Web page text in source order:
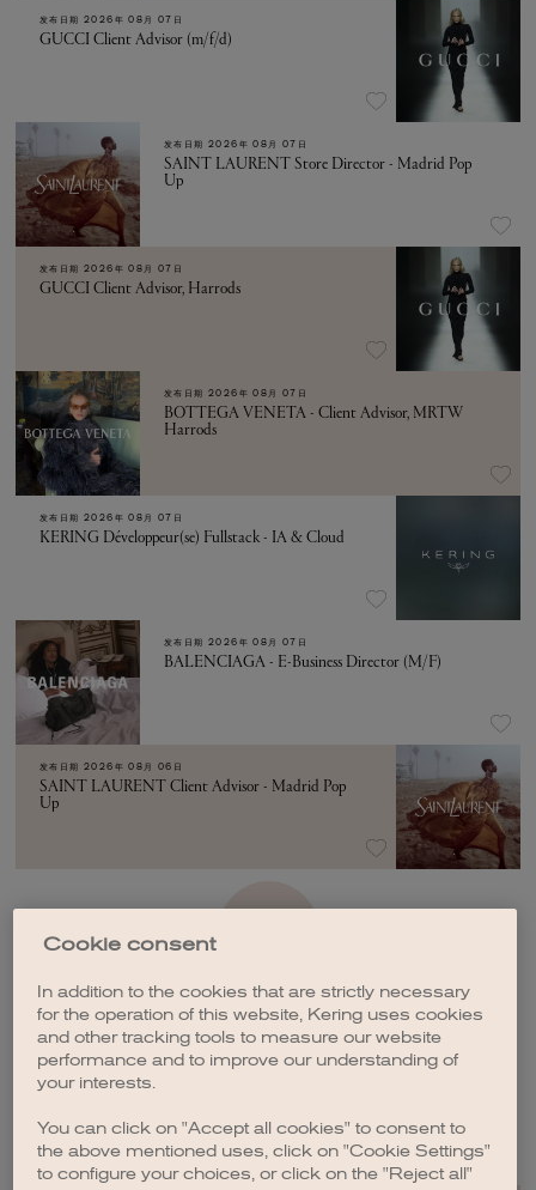
发布日期 2026年 08月 07日
GUCCI Client Advisor (m/f/d)
发布日期 2026年 08月 07日
SAINT LAURENT Store Director - Madrid Pop
Up
发布日期 2026年 08月 07日
GUCCI Client Advisor, Harrods
发布日期 2026年 08月 07日
BOTTEGA VENETA - Client Advisor, MRTW
Harrods
发布日期 2026年 08月 07日
KERING Développeur(se) Fullstack - IA & Cloud
发布日期 2026年 08月 07日
BALENCIAGA - E-Business Director (M/F)
发布日期 2026年 08月 06日
SAINT LAURENT Client Advisor - Madrid Pop
Up
Cookie consent
In addition to the cookies that are strictly necessary
for the operation of this website, Kering uses cookies
and other tracking tools to measure our website
performance and to improve our understanding of
your interests.
You can click on "Accept all cookies" to consent to
the above mentioned uses, click on "Cookie Settings"
to configure your choices, or click on the "Reject all"